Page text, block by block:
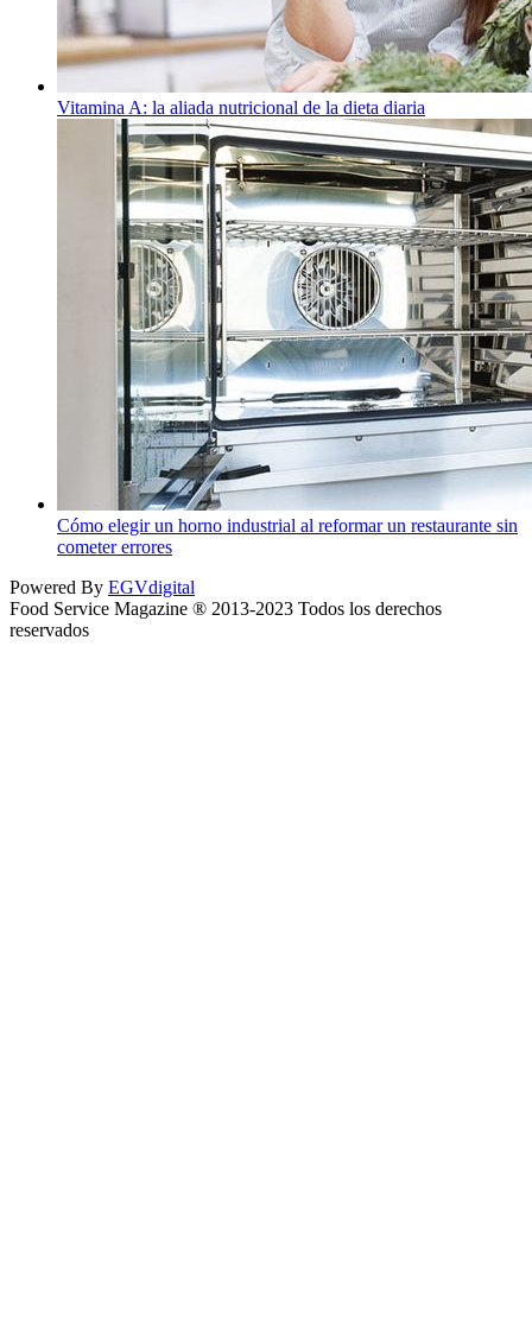
Vitamina A: la aliada nutricional de la dieta diaria
Cómo elegir un horno industrial al reformar un restaurante sin
cometer errores
Powered By EGVdigital
Food Service Magazine ® 2013-2023 Todos los derechos
reservados